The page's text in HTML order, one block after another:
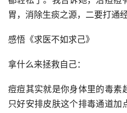
胃，消除生痰之源，二要打通
感悟《求医不如求己》
拿什么来拯救自己：
痘痘其实就是你身体里的毒素
只好安排皮肤这个排毒通道加